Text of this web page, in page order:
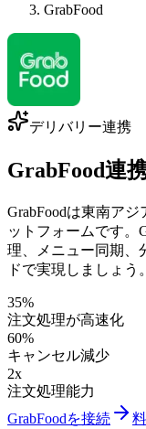
GrabFood
デリバリー連携
GrabFood連
GrabFoodは東南ア
ットフォームです。
理、メニュー同期、
ドで実現しましょう。
35%
注文処理が高速化
60%
キャンセル減少
2x
注文処理能力
GrabFoodを接続